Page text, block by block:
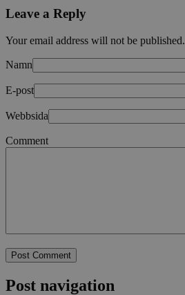
Leave a Reply
Your email address will not be published.
Namn
E-post
Webbsida
Comment
Post navigation